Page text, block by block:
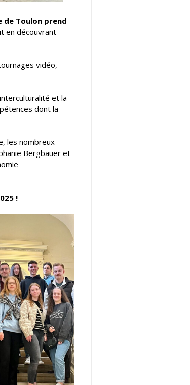
de Toulon prend
en découvrant
vidéo,
et la
dont la
les nombreux
Bergbauer et
!